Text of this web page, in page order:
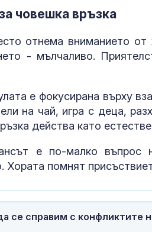
човешка връзка
отнема вниманието
- мълчаливо.
е фокусирана върху
на чай, игра с деца,
действа като
е по-малко въпрос
Хората помнят
се справим с конфликтите